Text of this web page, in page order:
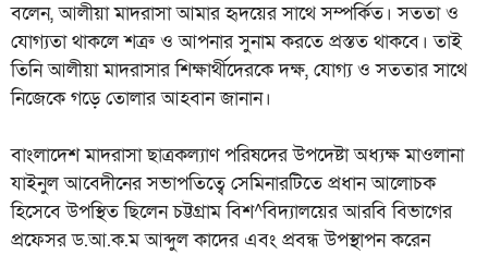
বলেন, আলীয়া মাদরাসা আমার হৃদয়ের সাথে সম্পর্কিত। সততা ও
যোগ্যতা থাকলে শত্রু ও আপনার সুনাম করতে প্রস্তত থাকবে। তাই
তিনি আলীয়া মাদরাসার শিক্ষার্থীদেরকে দক্ষ, যোগ্য ও সততার সাথে
নিজেকে গড়ে তোলার আহবান জানান।
বাংলাদেশ মাদরাসা ছাত্রকল্যাণ পরিষদের উপদেষ্টা অধ্যক্ষ মাওলানা
যাইনুল আবেদীনের সভাপতিত্বে সেমিনারটিতে প্রধান আলোচক
হিসেবে উপস্থিত ছিলেন চট্টগ্রাম বিশ^বিদ্যালয়ের আরবি বিভাগের
প্রফেসর ড.আ.ক.ম আব্দুল কাদের এবং প্রবন্ধ উপস্থাপন করেন